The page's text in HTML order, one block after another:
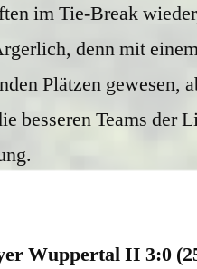
im Tie-Break
denn mit
Plätzen gewesen,
besseren Teams der
Wuppertal II 3:0